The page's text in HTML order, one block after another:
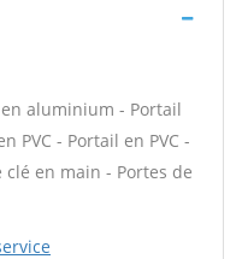
aluminium - Portail
PVC - Portail en PVC -
en main - Portes de